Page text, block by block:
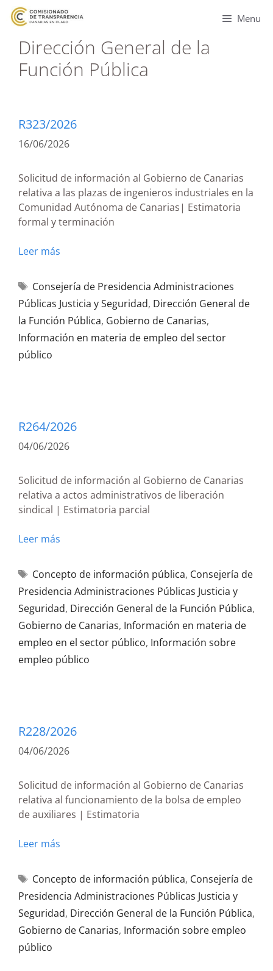
Menu
Dirección General de la
Función Pública
R323/2026
16/06/2026
Solicitud de información al Gobierno de Canarias
relativa a las plazas de ingenieros industriales en la
Comunidad Autónoma de Canarias| Estimatoria
formal y terminación
Leer más
Consejería de Presidencia Administraciones
Públicas Justicia y Seguridad, Dirección General de
la Función Pública, Gobierno de Canarias,
Información en materia de empleo del sector
público
R264/2026
04/06/2026
Solicitud de información al Gobierno de Canarias
relativa a actos administrativos de liberación
sindical | Estimatoria parcial
Leer más
Concepto de información pública, Consejería de
Presidencia Administraciones Públicas Justicia y
Seguridad, Dirección General de la Función Pública,
Gobierno de Canarias, Información en materia de
empleo en el sector público, Información sobre
empleo público
R228/2026
04/06/2026
Solicitud de información al Gobierno de Canarias
relativa al funcionamiento de la bolsa de empleo
de auxiliares | Estimatoria
Leer más
Concepto de información pública, Consejería de
Presidencia Administraciones Públicas Justicia y
Seguridad, Dirección General de la Función Pública,
Gobierno de Canarias, Información sobre empleo
público